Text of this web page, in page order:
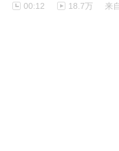
00:12 18.7万 来